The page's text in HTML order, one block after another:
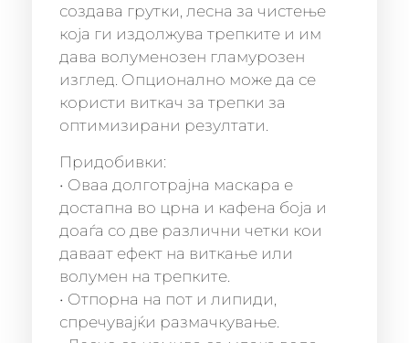
создава грутки, лесна за чистење
која ги издолжува трепките и им
дава волуменозен гламурозен
изглед. Опционално може да се
користи виткач за трепки за
оптимизирани резултати.
Придобивки:
• Оваа долготрајна маскара е
достапна во црна и кафена боја и
доаѓа со две различни четки кои
даваат ефект на виткање или
волумен на трепките.
• Отпорна на пот и липиди,
спречувајќи размачкување.